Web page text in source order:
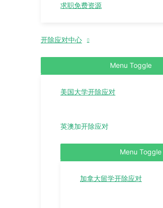
求职免费资源
开除应对中心
Menu Toggle
美国大学开除应对
英澳加开除应对
Menu Toggle
加拿大留学开除应对